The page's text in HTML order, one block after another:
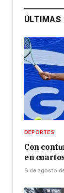
ÚLTIMAS
DEPORTES
Con
en
6 de agosto